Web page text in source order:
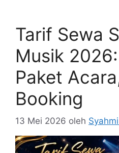
Tarif Sewa
Musik
Paket
Booking
13 Mei 2026 oleh